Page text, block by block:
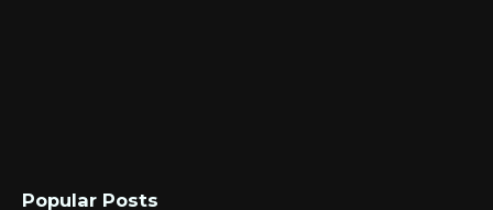
Popular Posts